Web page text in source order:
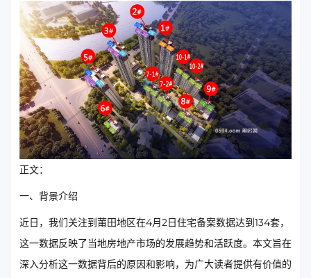
正文：
一、背景介绍
近日，我们关注到莆田地区在4月2日住宅备案数据达到134套，
这一数据反映了当地房地产市场的发展趋势和活跃度。本文旨在
深入分析这一数据背后的原因和影响，为广大读者提供有价值的